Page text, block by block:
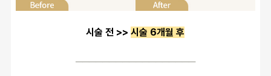
시술 전 >> 시술 6개월 후
──────────────────